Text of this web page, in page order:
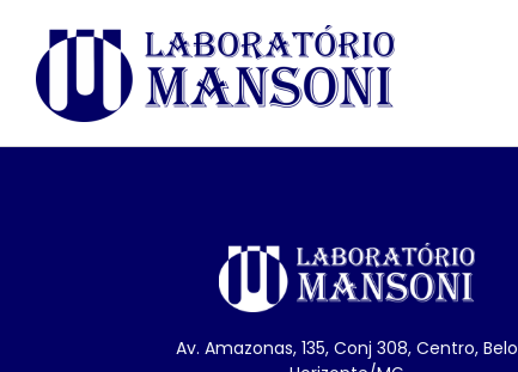
Av. Amazonas, 135, Conj 308, Centro, Belo